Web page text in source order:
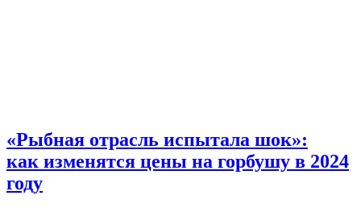
«Рыбная отрасль испытала шок»:
как изменятся цены на горбушу в 2024
году